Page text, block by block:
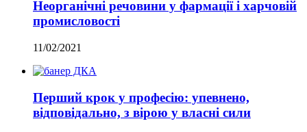
Неорганічні речовини у фармації і харчовій
промисловості
11/02/2021
Перший крок у професію: упевнено,
відповідально, з вірою у власні сили